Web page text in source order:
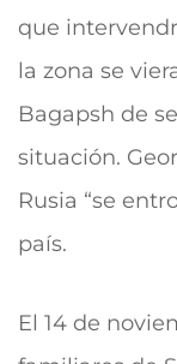
que
la zona se
Bagapsh de
situación.
Rusia “se
país.
El 14 de